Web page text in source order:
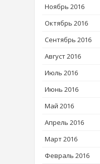
Ноябрь 2016
Октябрь 2016
Сентябрь 2016
Август 2016
Июль 2016
Июнь 2016
Май 2016
Апрель 2016
Март 2016
Февраль 2016